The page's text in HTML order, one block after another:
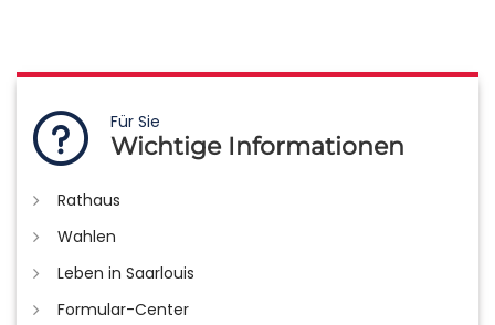
Für Sie
Wichtige Informationen
Rathaus
Wahlen
Leben in Saarlouis
Formular-Center